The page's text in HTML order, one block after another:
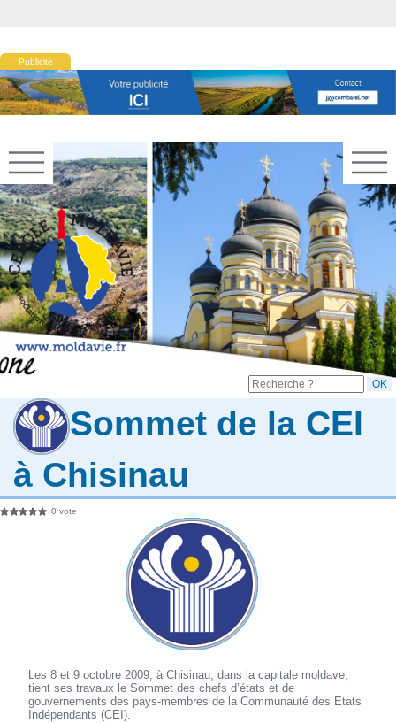
Publicité
Sommet de la CEI
à Chisinau
0 vote
Les 8 et 9 octobre 2009, à Chisinau, dans la capitale moldave,
tient ses travaux le Sommet des chefs d’états et de
gouvernements des pays-membres de la Communauté des Etats
Indépendants (CEI).